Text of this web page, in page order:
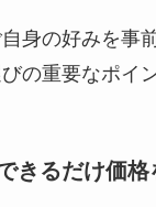
身の好みを事
の重要なポイ
きるだけ価